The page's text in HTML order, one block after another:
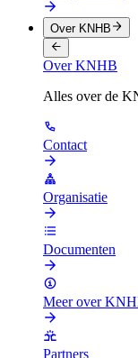
Over KNHB
Over KNHB
Alles over de
Contact
Organisatie
Documenten
Meer over
Partners